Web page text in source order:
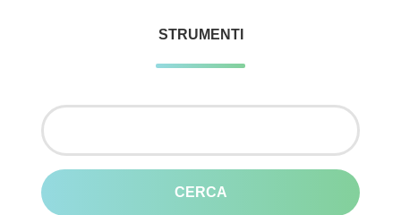
STRUMENTI
Ricerca